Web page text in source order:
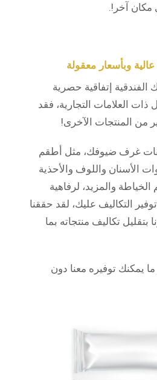
مكان آخر!.
وبأسعار معقولة
الفندقية إتفاقية حصرية
العلامات التجارية، فقد
من المنتجات الآخرى!
غرف ضيوفك، مثل أطقم
الأسنان واللوف والأحذية
والمزيد، لرفاهية
التكاليف عليك، لقد حققنا
بتقليل تكاليف منتجاته بما
يمكنك توفيره معنا دون